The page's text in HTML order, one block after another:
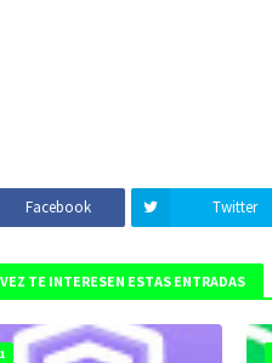
Facebook Twitter
TE INTERESEN ESTAS ENTRADAS